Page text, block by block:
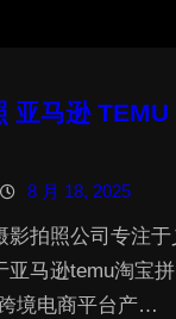
亚马逊
8 月 18, 2025
影拍照公司专注
亚马逊temu淘宝
境电商平台产…